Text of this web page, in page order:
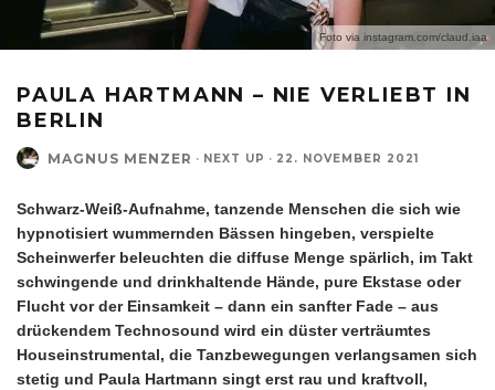
Foto via instagram.com/claud.iaa
PAULA HARTMANN – NIE VERLIEBT IN
BERLIN
MAGNUS MENZER · NEXT UP · 22. NOVEMBER 2021
Schwarz-Weiß-Aufnahme, tanzende Menschen die sich wie
hypnotisiert wummernden Bässen hingeben, verspielte
Scheinwerfer beleuchten die diffuse Menge spärlich, im Takt
schwingende und drinkhaltende Hände, pure Ekstase oder
Flucht vor der Einsamkeit – dann ein sanfter Fade – aus
drückendem Technosound wird ein düster verträumtes
Houseinstrumental, die Tanzbewegungen verlangsamen sich
stetig und Paula Hartmann singt erst rau und kraftvoll,